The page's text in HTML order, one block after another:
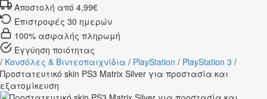
Αποστολή από 4,99€
Επιστροφές 30 ημερών
100% ασφαλής πληρωμή
Εγγύηση ποιότητας
/ Κονσόλες & Βιντεοπαιχνίδια / PlayStation / PlayStation 3 /
Προστατευτικό skin PS3 Matrix Silver για προστασία και
εξατομίκευση